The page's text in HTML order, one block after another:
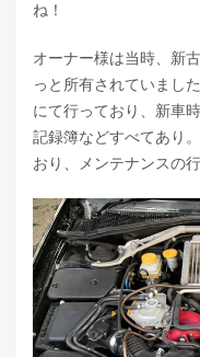
ね！
オーナー様は当時、新
っと所有されていまし
にて行っており、新車
記録簿などすべてあり
おり、メンテナンスの